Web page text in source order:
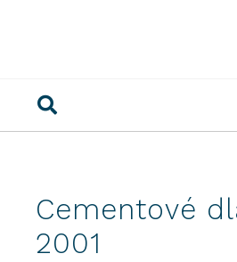
Cementové
2001